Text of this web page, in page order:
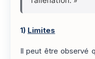
1) Limites
Il peut être observé